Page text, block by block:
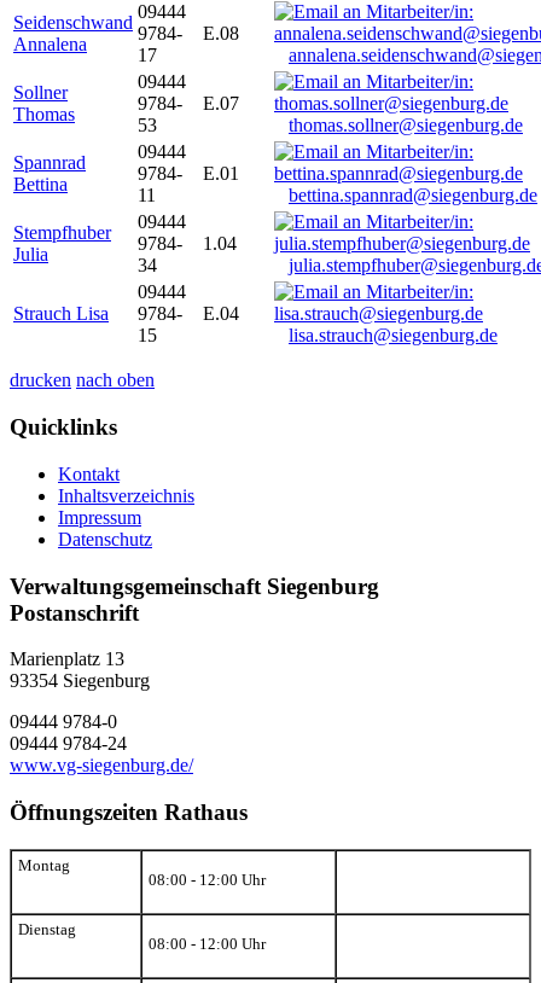
Seidenschwand
Annalena
09444
9784-
17
E.08
Sollner
Thomas
09444
9784-
53
E.07
thomas.sollner@siegenburg.de
Spannrad
Bettina
09444
9784-
11
E.01
bettina.spannrad@siegenburg.de
Stempfhuber
Julia
09444
9784-
34
1.04
Strauch Lisa
09444
9784-
15
E.04
lisa.strauch@siegenburg.de
drucken nach oben
Quicklinks
Kontakt
Inhaltsverzeichnis
Impressum
Datenschutz
Verwaltungsgemeinschaft Siegenburg
Postanschrift
Marienplatz 13
93354 Siegenburg
09444 9784-0
09444 9784-24
www.vg-siegenburg.de/
Öffnungszeiten Rathaus
Montag
08:00 - 12:00 Uhr
Dienstag
08:00 - 12:00 Uhr